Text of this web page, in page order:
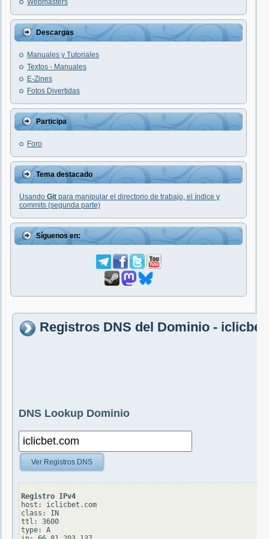
Webmasters
Descargas
Manuales y Tutoriales
Textos - Manuales
E-Zines
Fotos Divertidas
Participa
Foro
Tema destacado
Usando Git para manipular el directorio de trabajo, el índice y
commits (segunda parte)
Síguenos en:
Registros DNS del Dominio -
DNS Lookup Dominio
Ver Registros DNS
Registro IPv4
host: iclicbet.com
class: IN
ttl: 3600
type: A